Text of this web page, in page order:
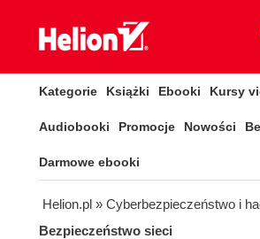
Kategorie Książki Ebooki Kursy
Audiobooki Promocje Nowości
Darmowe ebooki
Helion.pl » Cyberbezpieczeństwo i
Bezpieczeństwo sieci